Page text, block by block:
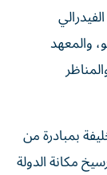
والمعهد
بمبادرة من
مكانة الدولة